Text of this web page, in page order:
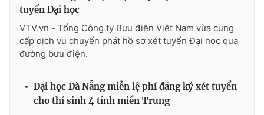
Ðiện thoại Thời báo VTV:
Email: toasoan@vtv.vn
Liên hệ quảng cáo:024-7300.7108
tuyển Đại học
VTV.vn - Tổng Công ty Bưu điện Việt Nam vừa cung
cấp dịch vụ chuyển phát hồ sơ xét tuyển Đại học qua
đường bưu điện.
Đại học Đà Nẵng miễn lệ phí đăng ký xét tuyển
cho thí sinh 4 tỉnh miền Trung